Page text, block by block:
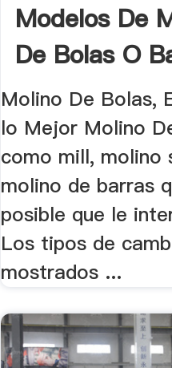
Modelos De
De Bolas O
Molino De Bolas,
lo Mejor Molino
como mill, molino
molino de barras
posible que le
Los tipos de
mostrados ...